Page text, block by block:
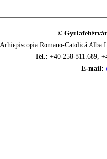
©
Arhiepiscopia Romano-Catolică
Tel.: +40-258-811.689,
E-mail: